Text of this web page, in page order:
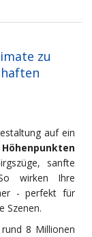
zu
auf ein
sanfte
wirken Ihre
- perfekt für
Szenen.
8 Millionen